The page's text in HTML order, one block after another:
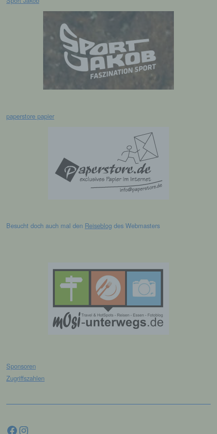
paperstore papier
Besucht doch auch mal den Reiseblog des Webmasters
Sponsoren
Zugriffszahlen
Facebook
darin besteht, dass diese
personenbezogenen Daten verwendet
werden, um bestimmte persönliche Aspekte,
die sich auf eine natürliche Person beziehen,
zu bewerten, insbesondere, um Aspekte
bezüglich Arbeitsleistung, wirtschaftlicher
Lage, Gesundheit, persönlicher Vorlieben,
Interessen, Zuverlässigkeit, Verhalten,
Pseudonymisierung ist die Verarbeitung
personenbezogener Daten in einer Weise,
auf welche die personenbezogenen Daten
ohne Hinzuziehung zusätzlicher
Informationen nicht mehr einer spezifischen
und technischen und organisatorischen
g) Verantwortlicher oder für die
Verarbeitung Verantwortlicher
Verantwortlicher oder für die Verarbeitung
personenbezogenen Daten entscheidet.
Sind die Zwecke und Mittel dieser